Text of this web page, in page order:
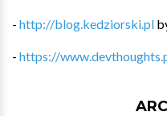
- http://blog.kedziorski.pl
- https://